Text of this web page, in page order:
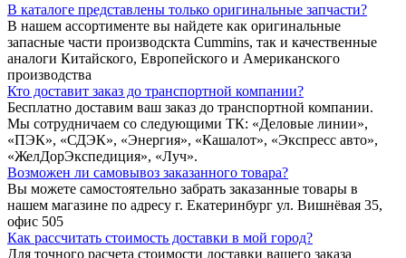
В каталоге представлены только оригинальные запчасти?
В нашем ассортименте вы найдете как оригинальные
запасные части производскта Cummins, так и качественные
аналоги Китайского, Европейского и Американского
производства
Кто доставит заказ до транспортной компании?
Бесплатно доставим ваш заказ до транспортной компании.
Мы сотрудничаем со следующими ТК: «Деловые линии»,
«ПЭК», «СДЭК», «Энергия», «Кашалот», «Экспресс авто»,
«ЖелДорЭкспедиция», «Луч».
Возможен ли самовывоз заказанного товара?
Вы можете самостоятельно забрать заказанные товары в
нашем магазине по адресу г. Екатеринбург ул. Вишнёвая 35,
офис 505
Как рассчитать стоимость доставки в мой город?
Для точного расчета стоимости доставки вашего заказа